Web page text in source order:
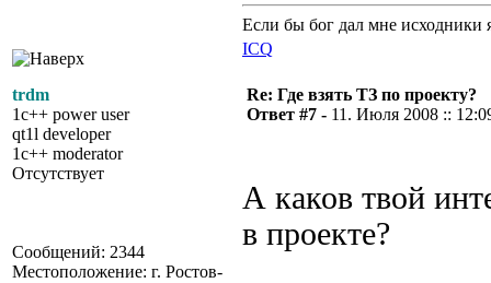
Если бы бог дал мне исходники
ICQ
trdm
1c++ power user
qt1l developer
1c++ moderator
Отсутствует
Сообщений: 2344
Местоположение: г. Ростов-
Re: Где взять ТЗ по проекту?
Ответ #7 - 11. Июля 2008 ::
А каков твой
в проекте?